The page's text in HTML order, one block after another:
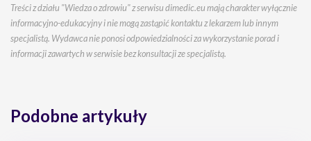
Treści z działu "Wiedza o zdrowiu" z serwisu dimedic.eu mają charakter wyłącznie
informacyjno-edukacyjny i nie mogą zastąpić kontaktu z lekarzem lub innym
specjalistą. Wydawca nie ponosi odpowiedzialności za wykorzystanie porad i
informacji zawartych w serwisie bez konsultacji ze specjalistą.
Podobne artykuły